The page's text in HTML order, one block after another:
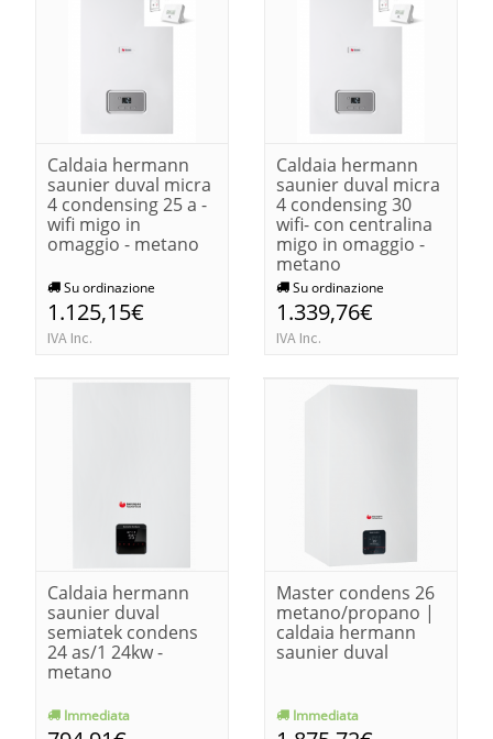
Caldaia hermann
saunier duval micra
4 condensing 25 a -
wifi migo in
omaggio - metano
Su ordinazione
1.125,15€
IVA Inc.
Caldaia hermann
saunier duval micra
4 condensing 30
wifi- con centralina
migo in omaggio -
metano
Su ordinazione
1.339,76€
IVA Inc.
Caldaia hermann
saunier duval
semiatek condens
24 as/1 24kw -
metano
Immediata
Master condens 26
metano/propano |
caldaia hermann
saunier duval
Immediata